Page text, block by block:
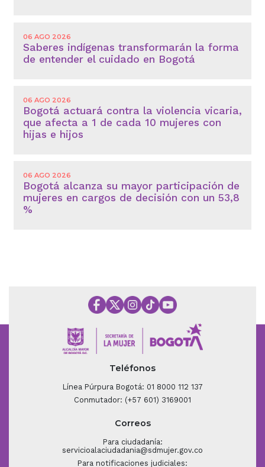
06 AGO 2026
Saberes indígenas transformarán la forma
de entender el cuidado en Bogotá
06 AGO 2026
Bogotá actuará contra la violencia vicaria,
que afecta a 1 de cada 10 mujeres con
hijas e hijos
06 AGO 2026
Bogotá alcanza su mayor participación de
mujeres en cargos de decisión con un 53,8
%
Teléfonos
Línea Púrpura Bogotá: 01 8000 112 137
Conmutador: (+57 601) 3169001
Correos
Para ciudadanía:
servicioalaciudadania@sdmujer.gov.co
Para notificaciones judiciales: